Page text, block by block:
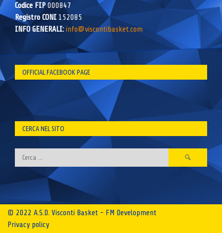
Codice FIP000847
Registro CONI 152085
INFO GENERALI: info@viscontibasket.com
OFFICIAL FACEBOOK PAGE
CERCA NEL SITO
Ricerca
per:
© 2022 A.S.D. Visconti Basket - FM Development
Privacy policy